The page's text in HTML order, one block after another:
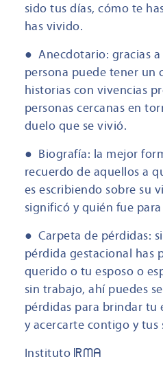
sido tus días, cómo te
has vivido.
● Anecdotario: gracias
persona puede tener un
historias con vivencias
personas cercanas en
duelo que se vivió.
● Biografía: la mejor
recuerdo de aquellos a
es escribiendo sobre su
significó y quién fue
● Carpeta de pérdidas:
pérdida gestacional has
querido o tu esposo o
sin trabajo, ahí puedes
pérdidas para brindar tu
y acercarte contigo y tus
Instituto IRMA